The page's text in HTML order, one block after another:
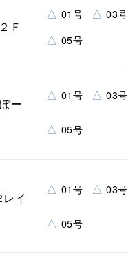
Ｆ
△ 01号 △ 03号
△ 05号
ー
△ 01号 △ 03号
△ 05号
イ
△ 01号 △ 03号
△ 05号